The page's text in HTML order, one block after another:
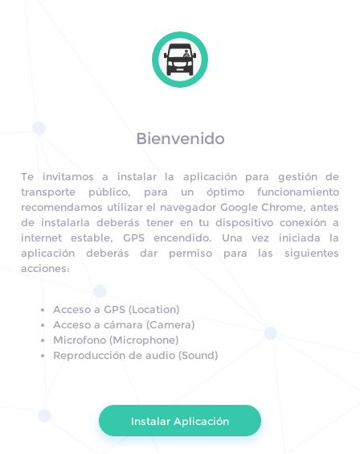
Bienvenido
Te invitamos a instalar la aplicación para gestión de
transporte público, para un óptimo funcionamiento
recomendamos utilizar el navegador Google Chrome, antes
de instalarla deberás tener en tu dispositivo conexión a
internet estable, GPS encendido. Una vez iniciada la
aplicación deberás dar permiso para las siguientes
acciones:
Acceso a GPS (Location)
Acceso a cámara (Camera)
Microfono (Microphone)
Reproducción de audio (Sound)
Instalar Aplicación